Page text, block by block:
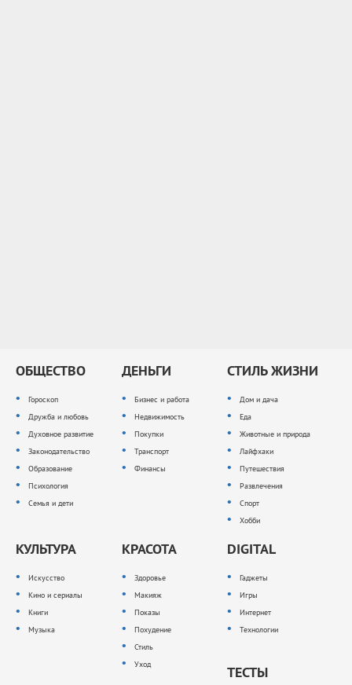
ОБЩЕСТВО
Гороскоп
Дружба и любовь
Духовное развитие
Законодательство
Образование
Психология
Семья и дети
ДЕНЬГИ
Бизнес и работа
Недвижимость
Покупки
Транспорт
Финансы
СТИЛЬ ЖИЗНИ
Дом и дача
Еда
Животные и природа
Лайфхаки
Путешествия
Развлечения
Спорт
Хобби
КУЛЬТУРА
Искусство
Кино и сериалы
Книги
Музыка
КРАСОТА
Здоровье
Макияж
Показы
Похудение
Стиль
Уход
DIGITAL
Гаджеты
Игры
Интернет
Технологии
ТЕСТЫ